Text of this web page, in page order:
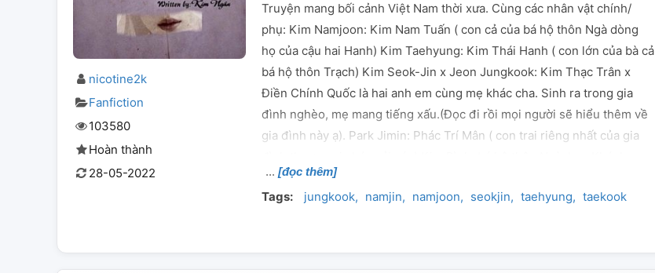
nicotine2k
Fanfiction
103580
Hoàn thành
28-05-2022
Truyện mang bối cảnh Việt Nam thời xưa. Cùng các nhân vật chính/
phụ: Kim Namjoon: Kim Nam Tuấn ( con cả của bá hộ thôn Ngà dòng
họ của cậu hai Hanh) Kim Taehyung: Kim Thái Hanh ( con lớn của bà cả
bá hộ thôn Trạch) Kim Seok-Jin x Jeon Jungkook: Kim Thạc Trân x
Điền Chính Quốc là hai anh em cùng mẹ khác cha. Sinh ra trong gia
đình nghèo, mẹ mang tiếng xấu.(Đọc đi rồi mọi người sẽ hiểu thêm về
gia đình này ạ). Park Jimin: Phác Trí Mân ( con trai riêng nhất của gia
của bá hộ thôn Ngà. Kim Đoàn: bá hộ thôn Trạch. Nguyễn Diệu: vợ cả
của bá hộ thôn Trạch Hồ Thanh Kim: mẹ của Thạc Trân và Chính Quốc.
[đọc thêm]
Tags: jungkook namjin namjoon seokjin taehyung taekook